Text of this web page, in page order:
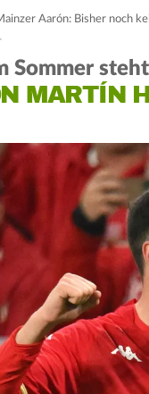
Aarón: Bisher noch
Sommer steht
MARTÍN